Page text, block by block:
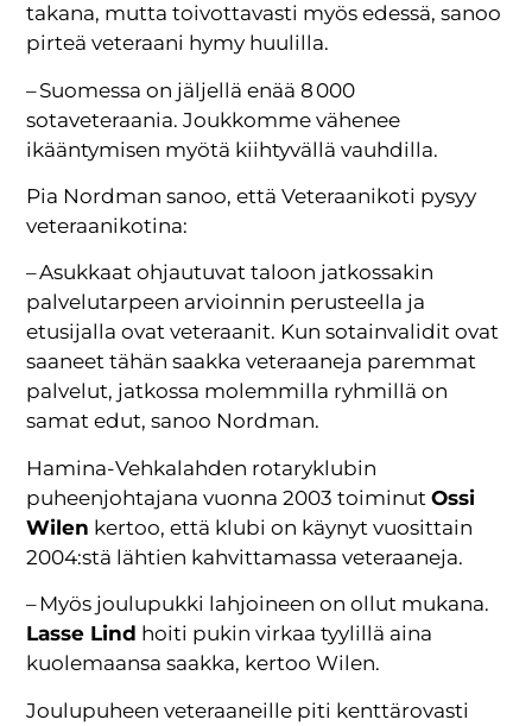
takana, mutta toivottavasti myös edessä, sanoo
pirteä veteraani hymy huulilla.
– Suomessa on jäljellä enää 8 000
sotaveteraania. Joukkomme vähenee
ikääntymisen myötä kiihtyvällä vauhdilla.
Pia Nordman sanoo, että Veteraanikoti pysyy
veteraanikotina:
– Asukkaat ohjautuvat taloon jatkossakin
palvelutarpeen arvioinnin perusteella ja
etusijalla ovat veteraanit. Kun sotainvalidit ovat
saaneet tähän saakka veteraaneja paremmat
palvelut, jatkossa molemmilla ryhmillä on
samat edut, sanoo Nordman.
Hamina-Vehkalahden rotaryklubin
puheenjohtajana vuonna 2003 toiminutOssi
Wilen kertoo, että klubi on käynyt vuosittain
2004:stä lähtien kahvittamassa veteraaneja.
– Myös joulupukki lahjoineen on ollut mukana.
Lasse Lind hoiti pukin virkaa tyylillä aina
kuolemaansa saakka, kertoo Wilen.
Joulupuheen veteraaneille piti kenttärovasti